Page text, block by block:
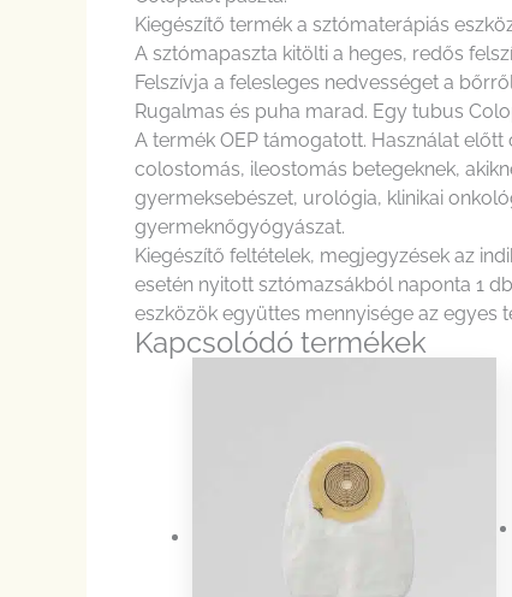
Kiegészítő termék a sztómaterápiás
A sztómapaszta kitölti a heges, redős
Felszívja a felesleges nedvességet a
Rugalmas és puha marad. Egy tubus
A termék OEP támogatott. Használat
colostomás, ileostomás betegeknek,
gyermeksebészet, urológia, klinikai
gyermeknőgyógyászat.
Kiegészítő feltételek, megjegyzések az
esetén nyitott sztómazsákból naponta 1
eszközök együttes mennyisége az egyes
Kapcsolódó termékek